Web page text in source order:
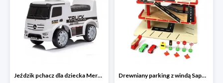
Jeździk pchacz dla dziecka Mercedes Antos Truck -27% Drewniany parking z windą Sapphire Kids -41%